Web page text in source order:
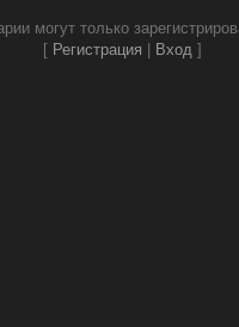
могут только
[ Регистрация Вход]